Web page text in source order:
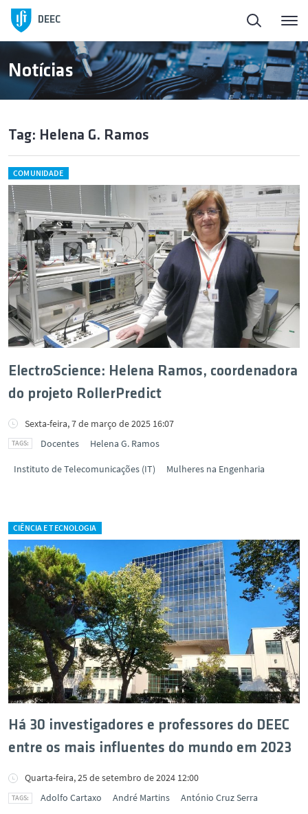
DEEC
Notícias
Tag: Helena G. Ramos
COMUNIDADE
ElectroScience: Helena Ramos, coordenadora
do projeto RollerPredict
Sexta-feira, 7 de março de 2025 16:07
Docentes
Helena G. Ramos
Instituto de Telecomunicações (IT) Mulheres na Engenharia
CIÊNCIA E TECNOLOGIA
Há 30 investigadores e professores do DEEC
entre os mais influentes do mundo em 2023
Quarta-feira, 25 de setembro de 2024 12:00
Adolfo Cartaxo
André Martins António Cruz Serra